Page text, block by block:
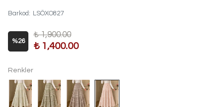
Barkod : LSÖXO827
%26
₺ 1,900.00
₺ 1,400.00
Renkler